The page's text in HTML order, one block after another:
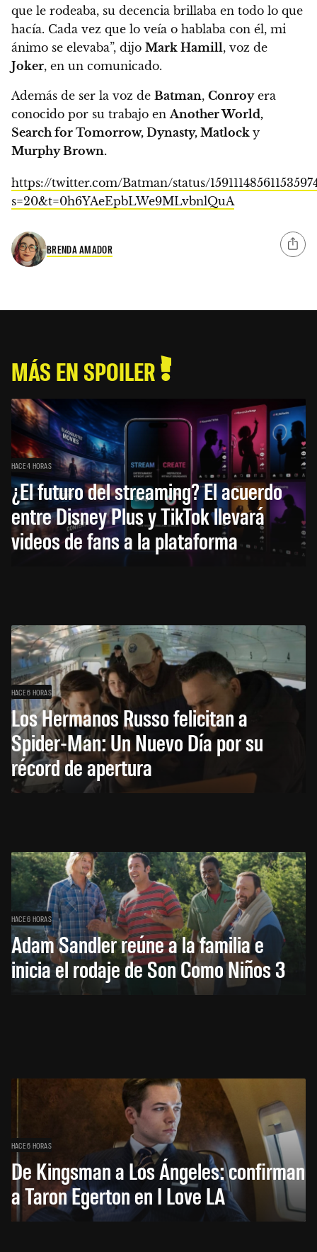
que le rodeaba, su decencia brillaba en todo lo que
hacía. Cada vez que lo veía o hablaba con él, mi
ánimo se elevaba”, dijo Mark Hamill, voz de
Joker, en un comunicado.
Además de ser la voz de Batman, Conroyera
conocido por su trabajo en Another World,
Search for Tomorrow, Dynasty, Matlock y
Murphy Brown.
https://twitter.com/Batman/status/
s=20&t=0h6YAeEpbLWe9MLvbnlQuA
BRENDA AMADOR
MÁS EN SPOILER
HACE 4 HORAS
¿El futuro del streaming? El acuerdo
entre Disney Plus y TikTok llevará
videos de fans a la plataforma
HACE 6 HORAS
Los Hermanos Russo felicitan a
Spider-Man: Un Nuevo Día por su
récord de apertura
HACE 6 HORAS
Adam Sandler reúne a la familia e
inicia el rodaje de Son Como Niños 3
HACE 6 HORAS
De Kingsman a Los Ángeles: confirman
a Taron Egerton en I Love LA